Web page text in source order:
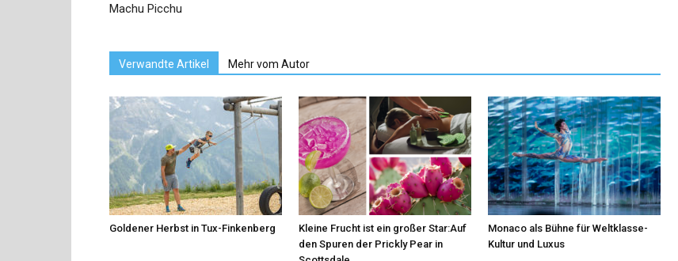
Machu Picchu
Verwandte Artikel Mehr vom Autor
Goldener Herbst in Tux-Finkenberg
Kleine Frucht ist ein großer Star:Auf
den Spuren der Prickly Pear in
Monaco als Bühne für Weltklasse-
Kultur und Luxus